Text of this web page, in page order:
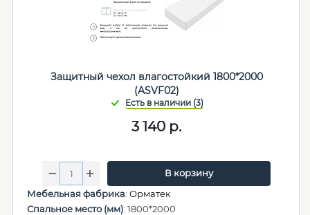
Защитный чехол влагостойкий 1800*2000
(ASVF02)
3 140 р.
В корзину
Мебельная фабрика: Орматек
Спальное место (мм): 1800*2000